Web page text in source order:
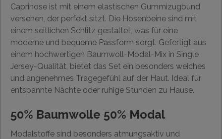
Caprihose ist mit einem elastischen Gummizugbund
versehen, der perfekt sitzt. Die Hosenbeine sind mit
einem seitlichen Schlitz gestaltet, was für eine
moderne und bequeme Passform sorgt. Gefertigt aus
einem hochwertigen Baumwoll-Modal-Mix in Single
Jersey-Qualität, bietet das Set ein besonders weiches
und angenehmes Tragegefühl auf der Haut. Ideal für
entspannte Nächte oder ruhige Stunden zu Hause.
50% Baumwolle 50% Modal
Modalstoffe sind besonders atmungsaktiv und